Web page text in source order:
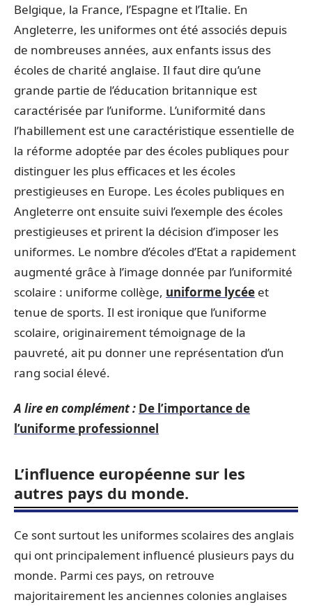
Belgique, la France, l’Espagne et l’Italie. En
Angleterre, les uniformes ont été associés depuis
de nombreuses années, aux enfants issus des
écoles de charité anglaise. Il faut dire qu’une
grande partie de l’éducation britannique est
caractérisée par l’uniforme. L’uniformité dans
l’habillement est une caractéristique essentielle de
la réforme adoptée par des écoles publiques pour
distinguer les plus efficaces et les écoles
prestigieuses en Europe. Les écoles publiques en
Angleterre ont ensuite suivi l’exemple des écoles
prestigieuses et prirent la décision d’imposer les
uniformes. Le nombre d’écoles d’Etat a rapidement
augmenté grâce à l’image donnée par l’uniformité
scolaire : uniforme collège, uniforme lycée et
tenue de sports. Il est ironique que l’uniforme
scolaire, originairement témoignage de la
pauvreté, ait pu donner une représentation d’un
rang social élevé.
A lire en complément : De l’importance de
l’uniforme professionnel
L’influence européenne sur les
autres pays du monde.
Ce sont surtout les uniformes scolaires des anglais
qui ont principalement influencé plusieurs pays du
monde. Parmi ces pays, on retrouve
majoritairement les anciennes colonies anglaises